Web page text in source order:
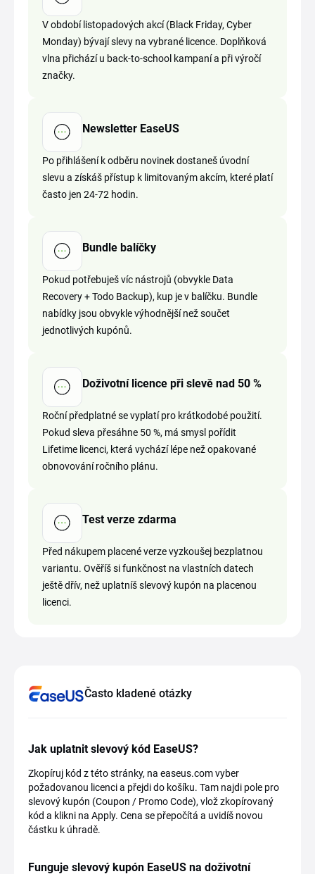
V období listopadových akcí (Black Friday, Cyber
Monday) bývají slevy na vybrané licence. Doplňková
vlna přichází u back-to-school kampaní a při výročí
značky.
Newsletter EaseUS
Po přihlášení k odběru novinek dostaneš úvodní
slevu a získáš přístup k limitovaným akcím, které platí
často jen 24-72 hodin.
Bundle balíčky
Pokud potřebuješ víc nástrojů (obvykle Data
Recovery + Todo Backup), kup je v balíčku. Bundle
nabídky jsou obvykle výhodnější než součet
jednotlivých kupónů.
Doživotní licence při slevě nad 50 %
Roční předplatné se vyplatí pro krátkodobé použití.
Pokud sleva přesáhne 50 %, má smysl pořídit
Lifetime licenci, která vychází lépe než opakované
obnovování ročního plánu.
Test verze zdarma
Před nákupem placené verze vyzkoušej bezplatnou
variantu. Ověříš si funkčnost na vlastních datech
ještě dřív, než uplatníš slevový kupón na placenou
licenci.
Často kladené otázky
Jak uplatnit slevový kód EaseUS?
Zkopíruj kód z této stránky, na easeus.com vyber
požadovanou licenci a přejdi do košíku. Tam najdi pole pro
slevový kupón (Coupon / Promo Code), vlož zkopírovaný
kód a klikni na Apply. Cena se přepočítá a uvidíš novou
částku k úhradě.
Funguje slevový kupón EaseUS na doživotní